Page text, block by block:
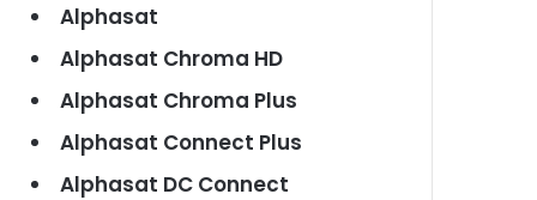
Alphasat
Alphasat Chroma HD
Alphasat Chroma Plus
Alphasat Connect Plus
Alphasat DC Connect